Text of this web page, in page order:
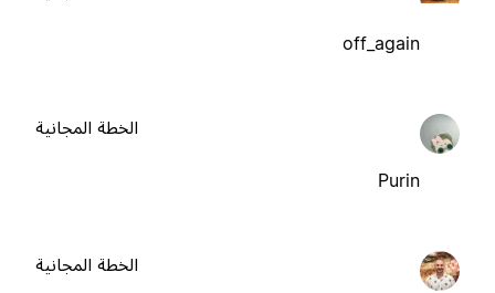
off_again
Purin
الخطة المجانية
الخطة المجانية